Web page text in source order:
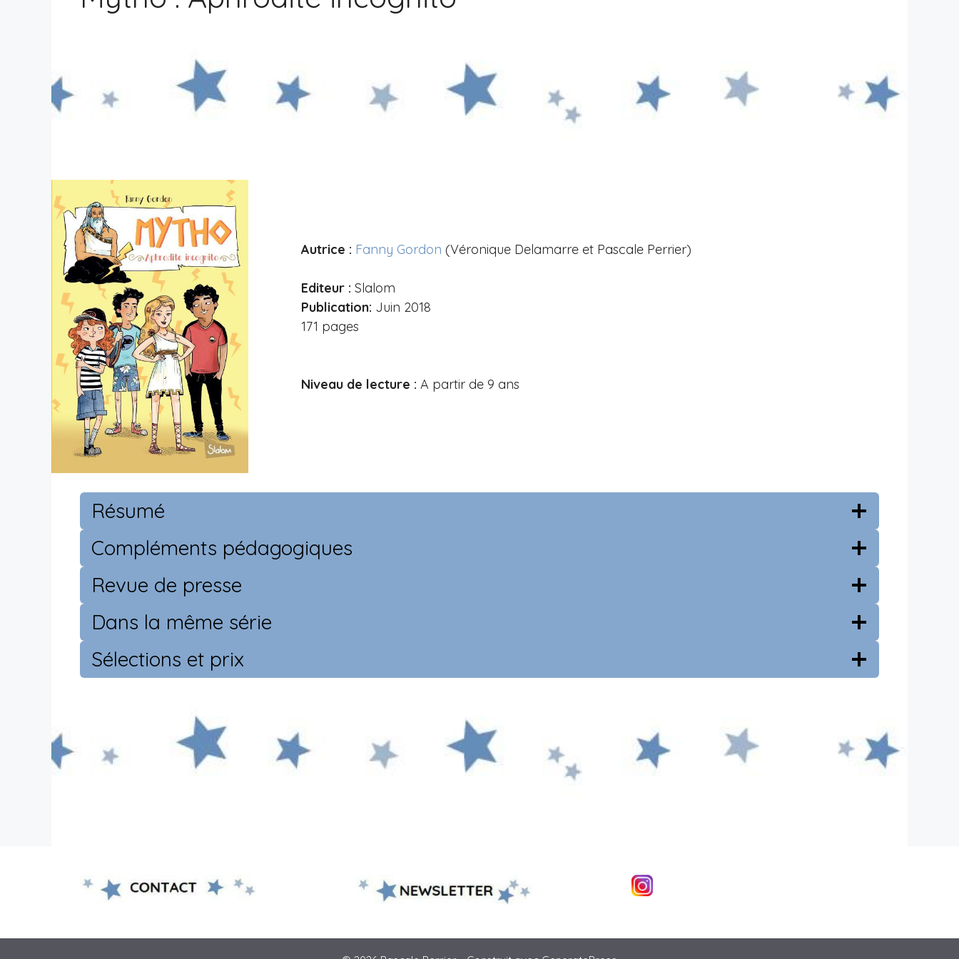
Autrice : Fanny Gordon (Véronique Delamarre et Pascale Perrier)
Editeur : Slalom
Publication: Juin 2018
171 pages
Niveau de lecture : A partir de 9 ans
Résumé
Compléments pédagogiques
Revue de presse
Dans la même série
Sélections et prix